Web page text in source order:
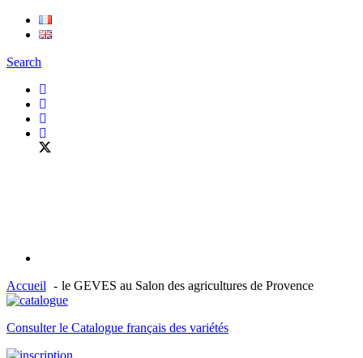
Search
Accueil le GEVES au Salon des agricultures de Provence
Consulter le Catalogue français des variétés